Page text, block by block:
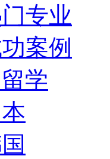
专业
案例
学